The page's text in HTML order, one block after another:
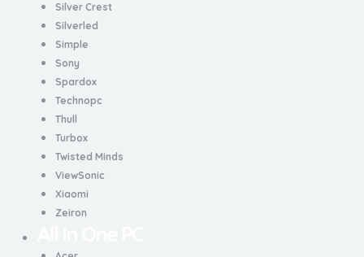
Silver Crest
Silverled
Simple
Sony
Spardox
Technopc
Thull
Turbox
Twisted Minds
ViewSonic
Xiaomi
Zeiron